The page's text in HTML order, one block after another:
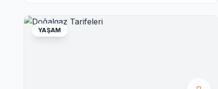
YAŞAM